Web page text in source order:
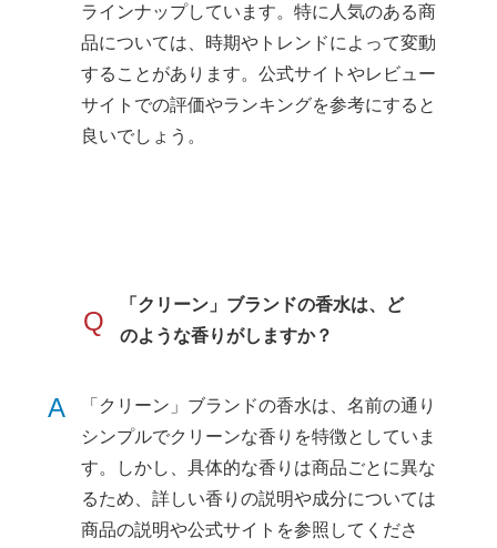
ラインナップしています。特に人気のある商
品については、時期やトレンドによって変動
することがあります。公式サイトやレビュー
サイトでの評価やランキングを参考にすると
良いでしょう。
Q
「クリーン」ブランドの香水は、ど
のような香りがしますか？
A
「クリーン」ブランドの香水は、名前の通り
シンプルでクリーンな香りを特徴としていま
す。しかし、具体的な香りは商品ごとに異な
るため、詳しい香りの説明や成分については
商品の説明や公式サイトを参照してくださ